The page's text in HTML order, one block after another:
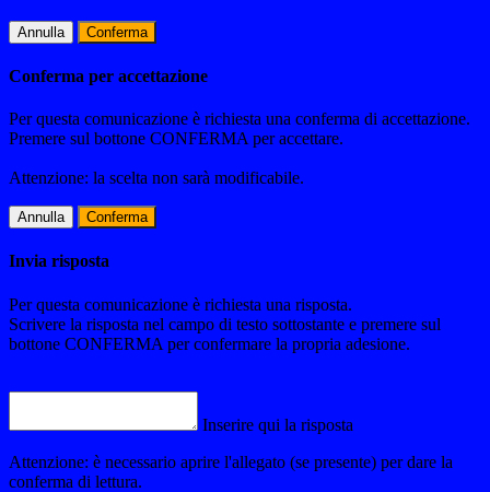
Annulla Conferma
Conferma per accettazione
Per questa comunicazione è richiesta una conferma di accettazione.
Premere sul bottone CONFERMA per accettare.
Attenzione: la scelta non sarà modificabile.
Annulla Conferma
Invia risposta
Per questa comunicazione è richiesta una risposta.
Scrivere la risposta nel campo di testo sottostante e premere sul
bottone CONFERMA per confermare la propria adesione.
Inserire qui la risposta
Attenzione: è necessario aprire l'allegato (se presente) per dare la
conferma di lettura.